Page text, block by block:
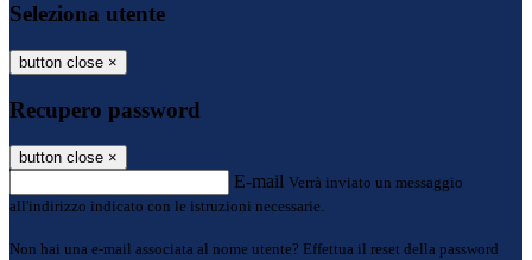
Seleziona utente
button close ×
Recupero password
button close ×
E-mail Verrà inviato un messaggio
all'indirizzo indicato con le istruzioni necessarie.
Non hai una e-mail associata al nome utente? Effettua il reset della password